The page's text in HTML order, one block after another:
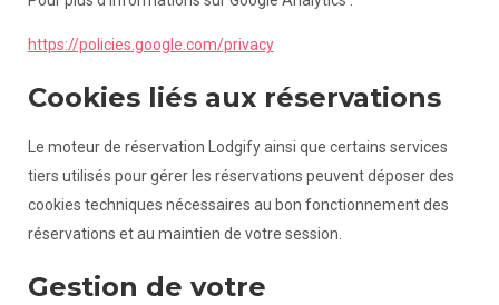
https://policies.google.com/privacy
Cookies liés aux réservations
Le moteur de réservation Lodgify ainsi que certains services
tiers utilisés pour gérer les réservations peuvent déposer des
cookies techniques nécessaires au bon fonctionnement des
réservations et au maintien de votre session.
Gestion de votre